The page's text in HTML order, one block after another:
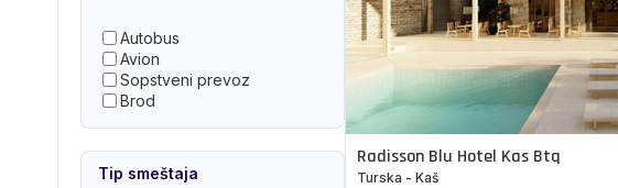
Autobus
Avion
Sopstveni prevoz
Brod
Tip smeštaja
Radisson Blu Hotel Kas Btq
Turska - Kaš